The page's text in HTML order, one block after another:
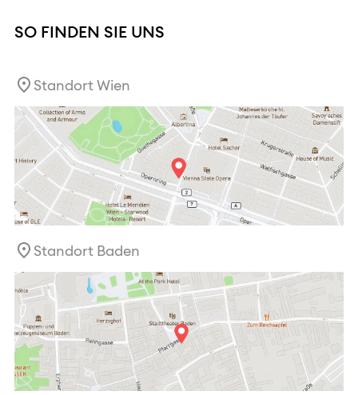
SO FINDEN SIE UNS
Standort Wien
Standort Baden